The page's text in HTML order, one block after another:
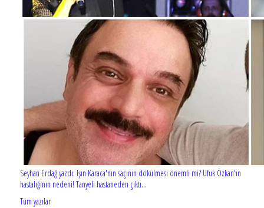
Seyhan Erdağ yazdı: Işın Karaca'nın saçının dökülmesi önemli mi? Ufuk Özkan'ın
hastalığının nedeni! Tanyeli hastaneden çıktı...
Tüm yazılar